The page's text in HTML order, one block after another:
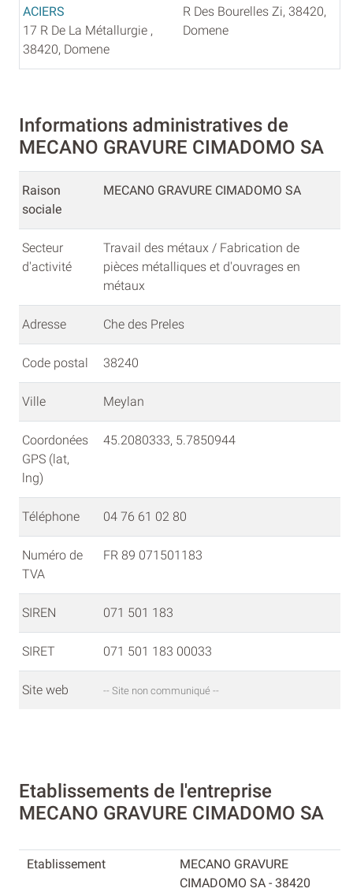
ACIERS
17 R De La Métallurgie ,
38420, Domene
R Des Bourelles Zi, 38420,
Domene
Informations administratives de
MECANO GRAVURE CIMADOMO SA
Raison
sociale
MECANO GRAVURE CIMADOMO SA
Secteur
d'activité
Travail des métaux / Fabrication de
pièces métalliques et d'ouvrages en
métaux
Adresse Che des Preles
Code postal 38240
Ville Meylan
Coordonées
GPS (lat,
lng)
45.2080333, 5.7850944
Téléphone 04 76 61 02 80
Numéro de
TVA
FR 89 071501183
SIREN 071 501 183
SIRET 071 501 183 00033
Site web -- Site non communiqué --
Etablissements de l'entreprise
MECANO GRAVURE CIMADOMO SA
MECANO GRAVURE
CIMADOMO SA - 38420